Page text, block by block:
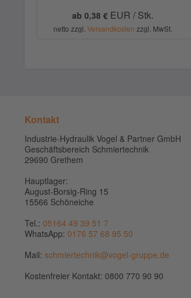
ab 0,38 € EUR / Stk.
netto zzgl.Versandkosten zzgl. MwSt.
Kontakt
Industrie-Hydraulik Vogel & Partner GmbH
Geschäftsbereich Schmiertechnik
29690 Grethem
Hauptlager:
August-Borsig-Ring 15
15566 Schöneiche
Tel.: 05164 49 39 51 7
WhatsApp: 0176 57 68 95 50
Mail: schmiertechnik@vogel-gruppe.de
Kostenfreier Kontakt: 0800 770 90 90